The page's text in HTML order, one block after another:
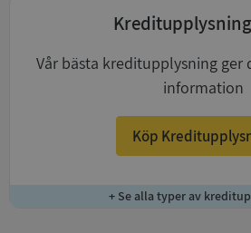
Vår bästa kreditupplysning ger
information
Köp
+ Se alla typer av